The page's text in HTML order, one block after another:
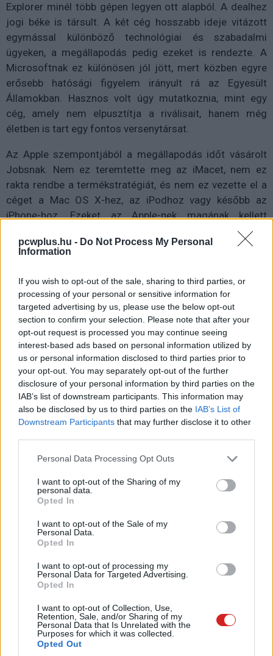
pcwplus.hu - Do Not Process My Personal
Information
If you wish to opt-out of the sale, sharing to third parties, or
processing of your personal or sensitive information for
targeted advertising by us, please use the below opt-out
section to confirm your selection. Please note that after your
opt-out request is processed you may continue seeing
interest-based ads based on personal information utilized by
us or personal information disclosed to third parties prior to
your opt-out. You may separately opt-out of the further
disclosure of your personal information by third parties on the
IAB’s list of downstream participants. This information may
also be disclosed by us to third parties on the IAB’s List of
Downstream Participants that may further disclose it to other
Please note that this website/app uses one or more Google
not limited to your visit or usage behaviour. You may click to
grant or deny consent to Google and its third-party tags to
use your data for below specified purposes in below Google
consent section.
Personal Data Processing Opt Outs
I want to opt-out of the Sharing of my
personal data.
Opted In
I want to opt-out of the Sale of my
Personal Data.
Opted In
I want to opt-out of processing my
Personal Data for Targeted Advertising.
Opted In
I want to opt-out of Collection, Use,
Retention, Sale, and/or Sharing of my
Personal Data that Is Unrelated with the
Purposes for which it was collected.
Opted Out
Explorer minél több gépen legyen ott alapból. A dealhez
jogi béke is társult. A két cég hosszabb ideje vitázott
egymással különböző technológiai és szabadalmi
ügyeken, a megállapodás pedig ezeket is rendezte. A
Microsoftnak ez különösen jól jött, mert közben egyre
erősebb hatósági figyelem irányult rá az Egyesült
Államokban. Hasznos volt úgy mutatkoznia, mint egy
cég, amely nem elpusztítja a riválisait, hanem még
életben is tart egy fontos versenytársat.
Az Apple szempontjából a megállapodás időt vásárolt
Jobsnak. Nem ez teremtette meg az iMacet, nem ez
rakta rendbe a termékstratégiát, és nem ez vezette el a
céget a Mac OS X-hez, az iPodhoz vagy később az
iPhone-hoz. Ezeket az Apple-nek magának kellett
megoldania. De a Microsoft pénze, az Office támogatása
és a nyilvános bizalmi gesztus segített abban, hogy a
A híres 150 millió dolláros mentőöv tehát nem mese
volt, de nem is baráti szívesség. Az Apple levegőhöz
jutott, a Microsoft pedig böngészőterjesztést, jogi
nyugalmat és fontos piaci érveket kapott. Mindkét félnek
kellett az alku, csak teljesen más okból.
Pulzusméréssel segíti a biztonságos mozgást az új
balatoni kardioösvény (X)
4 és egy 8 km-es egészségügyi tanösvény nyílt
#apple
#netscape
Ha túl gyenge neked a Steam
Machine, nem sokáig kell már